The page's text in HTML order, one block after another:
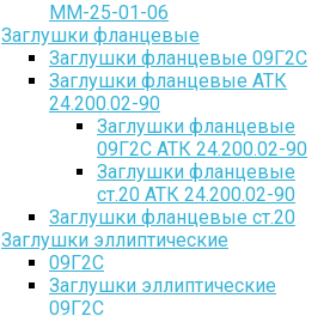
ММ-25-01-06
Заглушки фланцевые
Заглушки фланцевые 09Г2С
Заглушки фланцевые АТК
24.200.02-90
Заглушки фланцевые
09Г2С АТК 24.200.02-90
Заглушки фланцевые
ст.20 АТК 24.200.02-90
Заглушки фланцевые ст.20
Заглушки эллиптические
09Г2С
Заглушки эллиптические
09Г2С